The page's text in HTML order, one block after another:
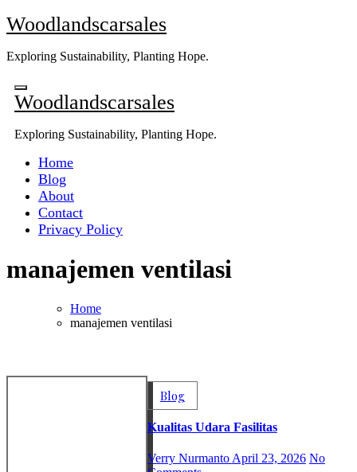
Skip
to
Woodlandscarsales
Exploring Sustainability, Planting Hope.
Woodlandscarsales
Exploring Sustainability, Planting Hope.
Home
Blog
About
Contact
Privacy Policy
manajemen ventilasi
Home
manajemen ventilasi
Blog
Kualitas Udara Fasilitas
Verry Nurmanto April 23, 2026 No